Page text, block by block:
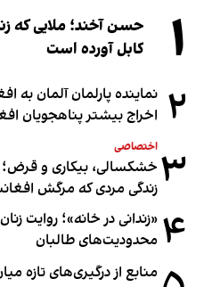
۱
حسن آخند؛ ملایی که
کابل آورده است
۲ نماینده پارلمان آلمان به
اخراج بیشتر پناهجویان
۳ اختصاصی
خشکسالی، بیکاری و قرض؛
زندگی مردی که مرگش
۴ «زندانی در خانه»؛ روایت
محدودیت‌های طالبان
منابع از درگیری‌های تازه